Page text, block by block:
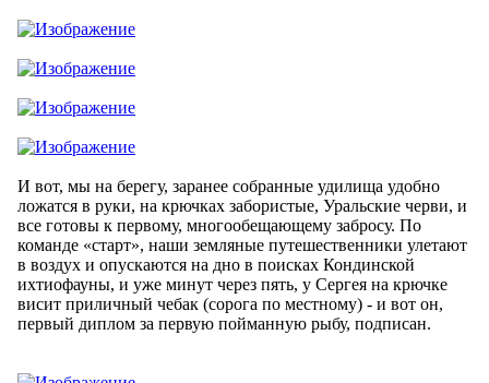
И вот, мы на берегу, заранее собранные удилища удобно
ложатся в руки, на крючках забористые, Уральские черви, и
все готовы к первому, многообещающему забросу. По
команде «старт», наши земляные путешественники улетают
в воздух и опускаются на дно в поисках Кондинской
ихтиофауны, и уже минут через пять, у Сергея на крючке
висит приличный чебак (сорога по местному) - и вот он,
первый диплом за первую пойманную рыбу, подписан.